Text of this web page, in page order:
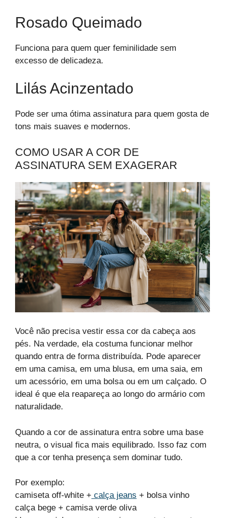
Rosado Queimado
Funciona para quem quer feminilidade sem
excesso de delicadeza.
Lilás Acinzentado
Pode ser uma ótima assinatura para quem gosta de
tons mais suaves e modernos.
COMO USAR A COR DE
ASSINATURA SEM EXAGERAR
Você não precisa vestir essa cor da cabeça aos
pés. Na verdade, ela costuma funcionar melhor
quando entra de forma distribuída. Pode aparecer
em uma camisa, em uma blusa, em uma saia, em
um acessório, em uma bolsa ou em um calçado. O
ideal é que ela reapareça ao longo do armário com
naturalidade.
Quando a cor de assinatura entra sobre uma base
neutra, o visual fica mais equilibrado. Isso faz com
que a cor tenha presença sem dominar tudo.
Por exemplo:
camiseta off-white + calça jeans + bolsa vinho
calça bege + camisa verde oliva